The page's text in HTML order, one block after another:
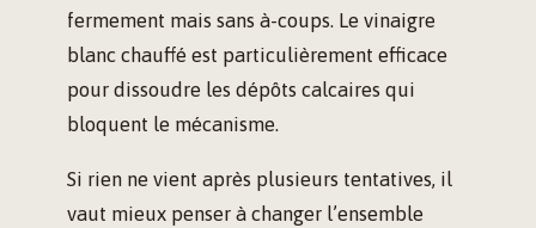
fermement mais sans à-coups. Le vinaigre
blanc chauffé est particulièrement efficace
pour dissoudre les dépôts calcaires qui
bloquent le mécanisme.
Si rien ne vient après plusieurs tentatives, il
vaut mieux penser à changer l’ensemble